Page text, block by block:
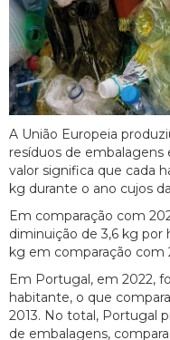
A União Europeia
resíduos de embalagens
valor significa que cada
kg durante o ano cujos
Em comparação com
diminuição de 3,6 kg
kg em comparação com
Em Portugal, em 2022,
habitante, o que
2013. No total, Portugal
de embalagens,